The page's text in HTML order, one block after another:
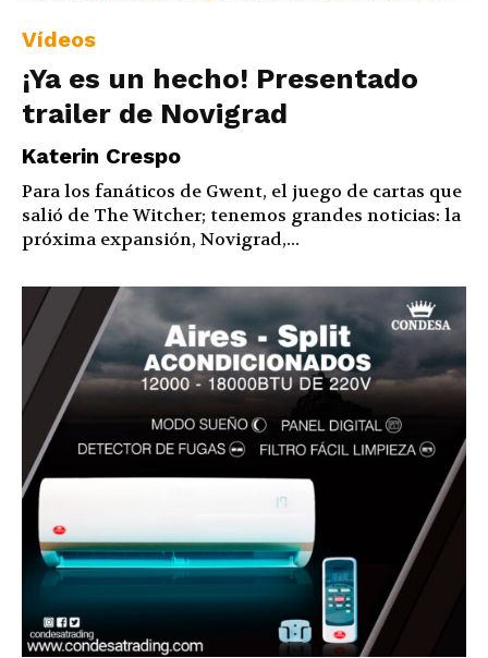
Vídeos
¡Ya es un hecho! Presentado
trailer de Novigrad
Katerin Crespo
Para los fanáticos de Gwent, el juego de cartas que
salió de The Witcher; tenemos grandes noticias: la
próxima expansión, Novigrad,...